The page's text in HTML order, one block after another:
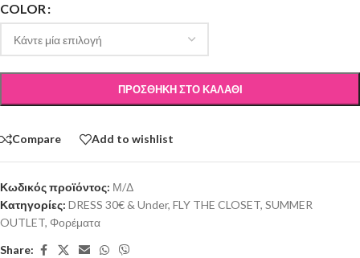
COLOR
ΠΡΟΣΘΉΚΗ ΣΤΟ ΚΑΛΆΘΙ
Compare Add to wishlist
Κωδικός προϊόντος: Μ/Δ
Κατηγορίες: DRESS 30€ & Under, FLY THE CLOSET, SUMMER
OUTLET, Φορέματα
Share: